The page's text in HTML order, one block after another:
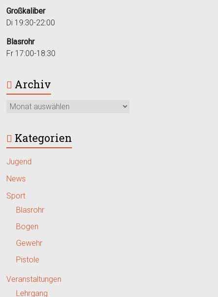
Großkaliber
Di 19:30-22:00
Blasrohr
Fr 17:00-18:30
Archiv
Kategorien
Jugend
News
Sport
Blasrohr
Bogen
Gewehr
Pistole
Veranstaltungen
Lehrgang